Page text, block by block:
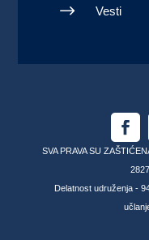
$ Vesti
SVA PRAVA SU
Delatnost udruženja -